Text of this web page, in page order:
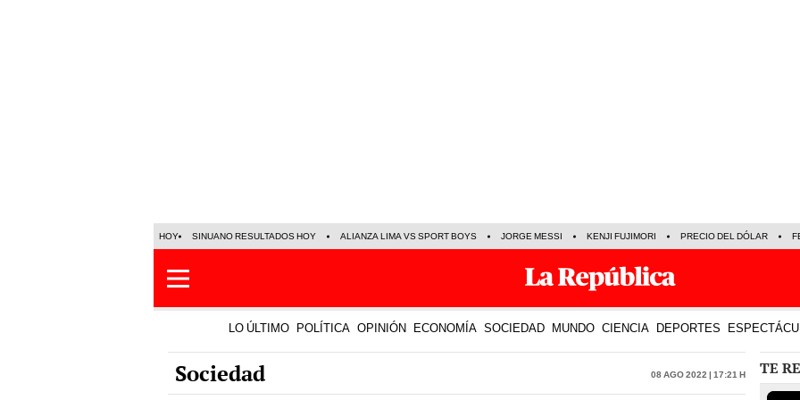
HOY SINUANO RESULTADOS HOY ALIANZA LIMA VS SPORT BOYS JORGE MESSI KENJI FUJIMORI PRECIO DEL DÓLAR
LO ÚLTIMO POLÍTICA OPINIÓN ECONOMÍA SOCIEDAD MUNDO CIENCIA DEPORTES
Sociedad 08 Ago 2022 | 17:21 h TE